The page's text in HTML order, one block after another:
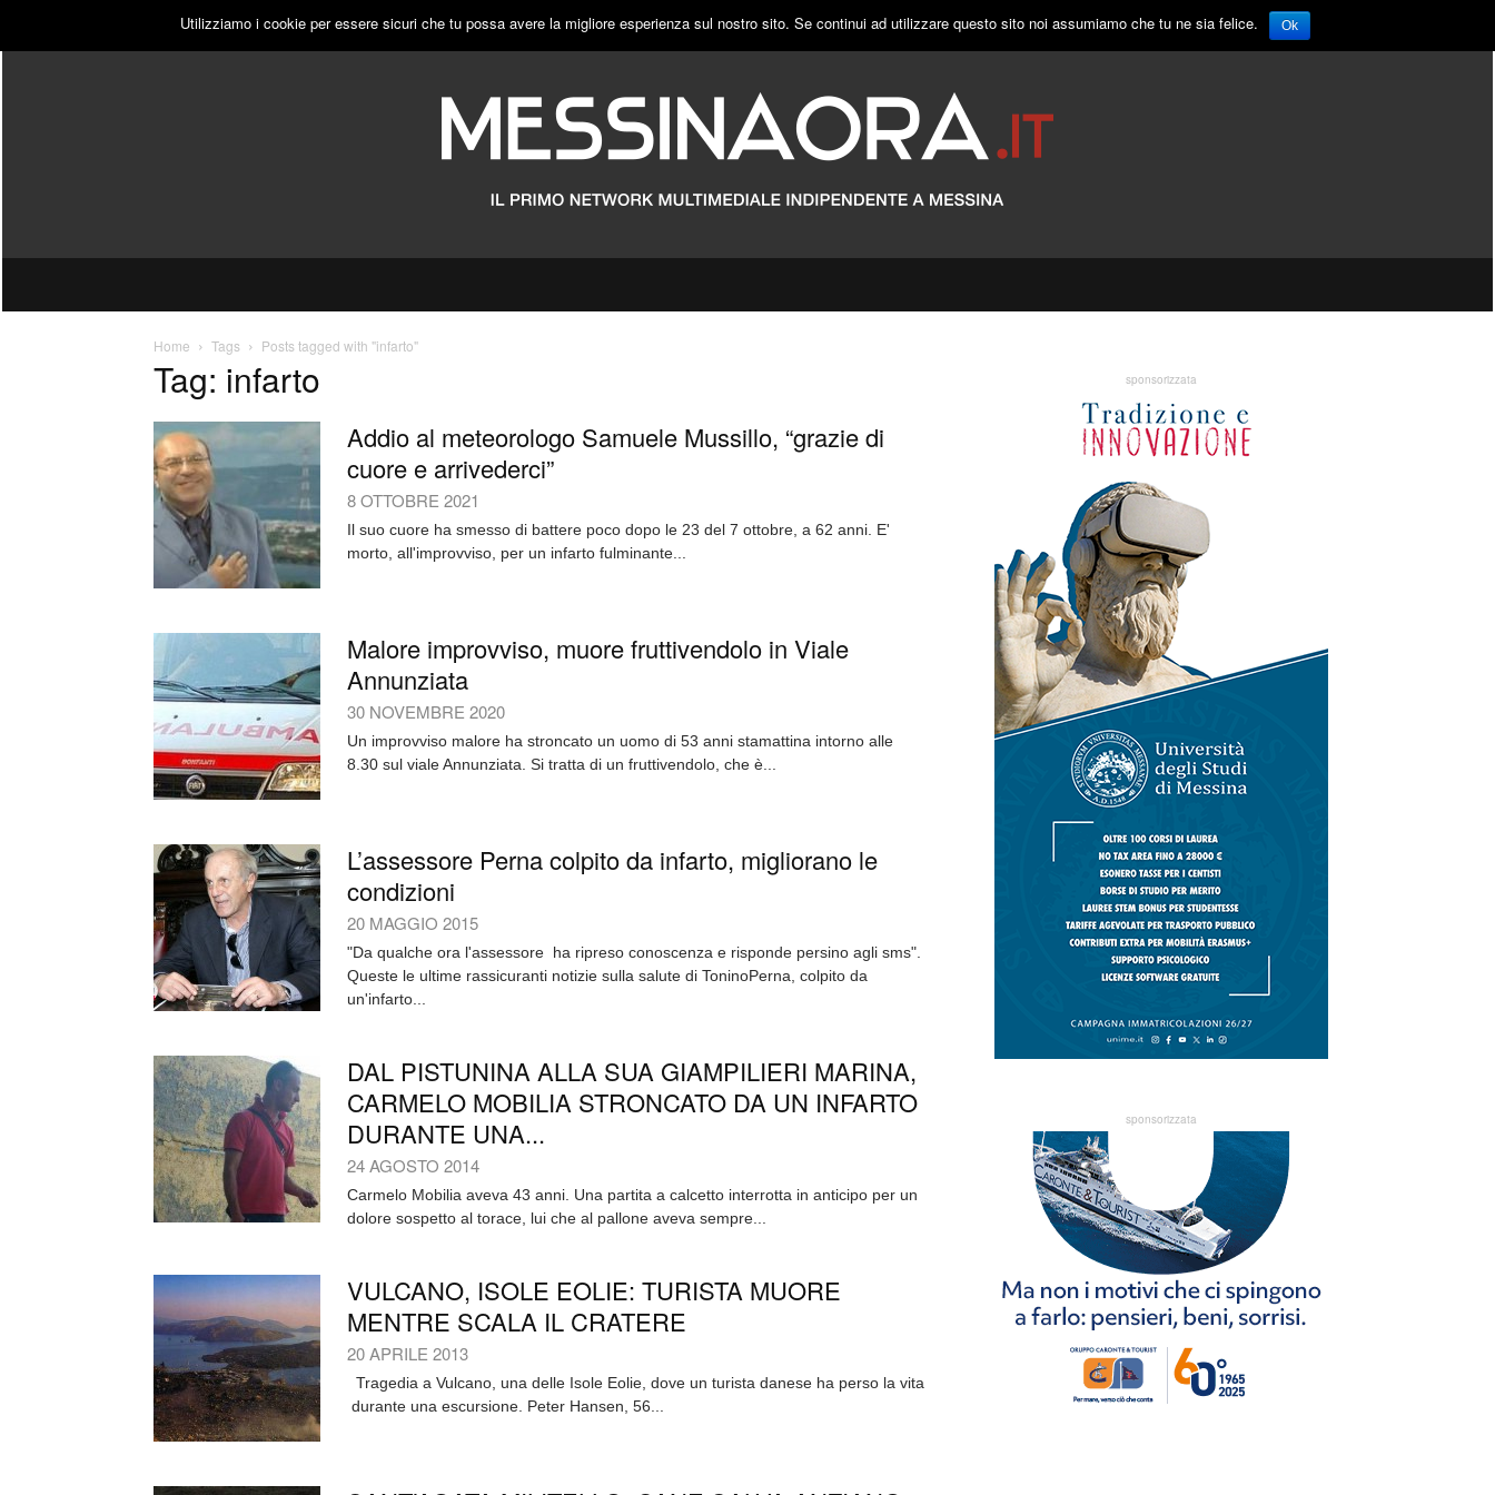
SABATO, 8 AGOSTO 2026 PUBBLICITÀ
Home Tags Posts tagged with "infarto"
Tag: infarto
Addio al meteorologo Samuele Mussillo, “grazie di
cuore e arrivederci”
8 OTTOBRE 2021
Il suo cuore ha smesso di battere poco dopo le 23 del 7 ottobre, a 62 anni. E'
morto, all'improvviso, per un infarto fulminante...
Malore improvviso, muore fruttivendolo in Viale
Annunziata
30 NOVEMBRE 2020
Un improvviso malore ha stroncato un uomo di 53 anni stamattina intorno alle
8.30 sul viale Annunziata. Si tratta di un fruttivendolo, che è...
L’assessore Perna colpito da infarto, migliorano le
condizioni
20 MAGGIO 2015
"Da qualche ora l'assessore ha ripreso conoscenza e risponde persino agli sms".
Queste le ultime rassicuranti notizie sulla salute di ToninoPerna, colpito da
un'infarto...
DAL PISTUNINA ALLA SUA GIAMPILIERI MARINA,
CARMELO MOBILIA STRONCATO DA UN INFARTO
DURANTE UNA...
24 AGOSTO 2014
Carmelo Mobilia aveva 43 anni. Una partita a calcetto interrotta in anticipo per un
dolore sospetto al torace, lui che al pallone aveva sempre...
VULCANO, ISOLE EOLIE: TURISTA MUORE
MENTRE SCALA IL CRATERE
20 APRILE 2013
Tragedia a Vulcano, una delle Isole Eolie, dove un turista danese ha perso la vita
durante una escursione. Peter Hansen, 56...
sponsorizzata
sponsorizzata
Utilizziamo i cookie per essere sicuri che tu possa avere la migliore esperienza sul nostro sito. Se continui ad utilizzare questo sito noi assumiamo che tu ne sia felice. Ok